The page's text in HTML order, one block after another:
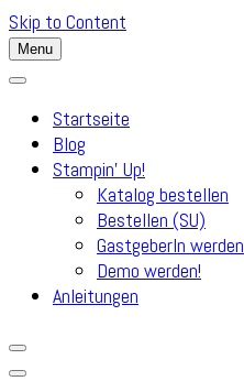
Skip to Content
Menu
Startseite
Blog
Stampin’ Up!
Katalog bestellen
Bestellen (SU)
GastgeberIn werden
Demo werden!
Anleitungen